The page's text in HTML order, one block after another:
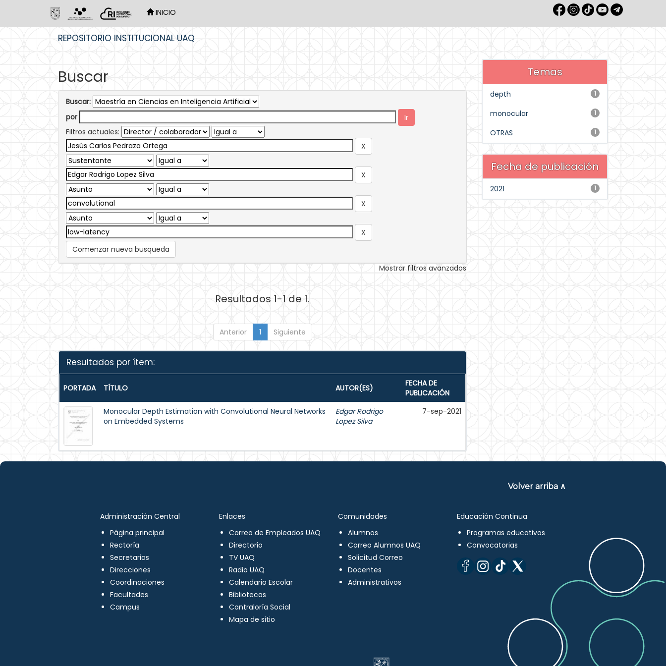
INICIO
REPOSITORIO INSTITUCIONAL UAQ
Buscar
Buscar:
por
Filtros actuales:
Comenzar nueva busqueda
Mostrar filtros avanzados
Resultados 1-1 de 1.
Anterior 1 Siguiente
Resultados por ítem:
PORTADA TÍTULO AUTOR(ES)
FECHA DE
PUBLICACIÓN
Monocular Depth Estimation with Convolutional Neural Networks
on Embedded Systems
Edgar Rodrigo
Lopez Silva
7-sep-2021
Temas
1
depth
1
monocular
1
OTRAS
Fecha de publicación
1
2021
Volver arriba ∧
Administración Central
Página principal
Rectoría
Secretarios
Direcciones
Coordinaciones
Facultades
Campus
Enlaces
Correo de Empleados UAQ
Directorio
TV UAQ
Radio UAQ
Calendario Escolar
Bibliotecas
Contraloría Social
Mapa de sitio
Comunidades
Alumnos
Correo Alumnos UAQ
Solicitud Correo
Docentes
Administrativos
Educación Continua
Programas educativos
Convocatorias